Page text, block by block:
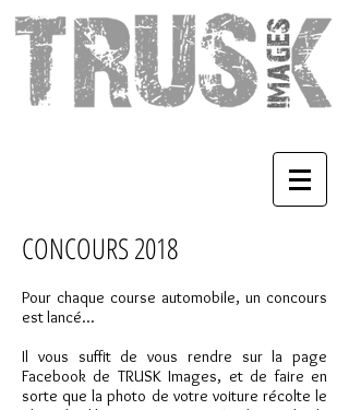
CONCOURS 2018
Pour chaque course automobile, un concours
est lancé...
Il vous suffit de vous rendre sur la page
Facebook de TRUSK Images, et de faire en
sorte que la photo de votre voiture récolte le